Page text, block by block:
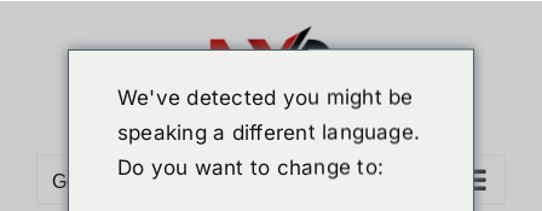
Go to...
We've detected you might be
speaking a different language.
Do you want to change to: